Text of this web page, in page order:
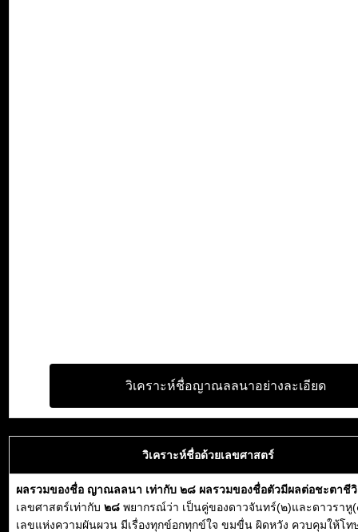
วิเคราะห์ชื่อญาณลลนาอย่างละเอียด
วิเคราะห์ชื่อด้วยเลขศาสตร์
ผลรวมของชื่อ ญาณลลนา เท่ากับ ๒๘ ผลรวมของชื่อตัวมีผลต่อชะตาชี
เลขศาสตร์เท่ากับ ๒๘ พยากรณ์ว่า เป็นคู่ของดาวจันทร์(๒)และดาวราหู
เลขแห่งความผันผวน มีเรื่องทุกข์อกทุกข์ใจ ขมขื่น ผิดหวัง ควบคุมให้โท